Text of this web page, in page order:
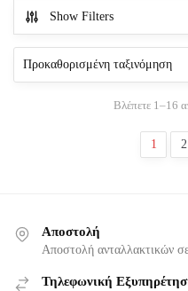
Show Filters
Βλέπετε 1–16
1 2
Αποστολή
Αποστολή ανταλλακτικών
Τηλεφωνική